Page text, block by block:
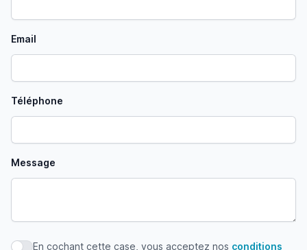
Email
Téléphone
Message
En cochant cette case, vous acceptez nos conditions